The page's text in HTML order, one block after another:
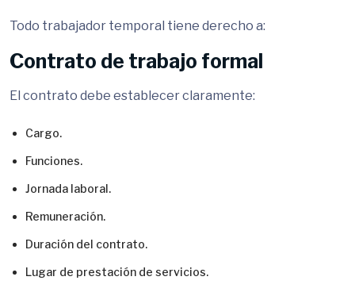
Todo trabajador temporal tiene derecho a:
Contrato de trabajo formal
El contrato debe establecer claramente:
Cargo.
Funciones.
Jornada laboral.
Remuneración.
Duración del contrato.
Lugar de prestación de servicios.